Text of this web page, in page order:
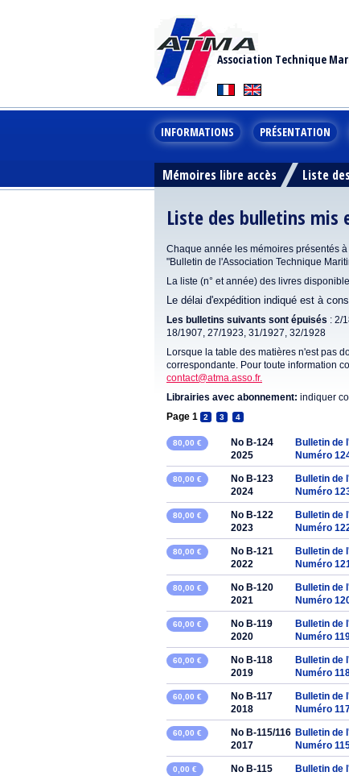
Association Technique
INFORMATIONS PRÉSENTATION
Mémoires libre accès Liste
Liste des bulletins mis
Chaque année les mémoires présentés
"Bulletin de l'Association Technique
La liste (n° et année) des livres
Le délai d'expédition indiqué est à
Les bulletins suivants sont épuisés : 2/
18/1907, 27/1923, 31/1927, 32/1928
Lorsque la table des matières n'est pas
correspondante. Pour toute information
contact@atma.asso.fr.
Librairies avec abonnement: indiquer
Page 1
2 3 4
80,00 €
No B-124
2025
Bulletin de
Numéro
80,00 €
No B-123
2024
Bulletin de
Numéro
80,00 €
No B-122
2023
Bulletin de
Numéro
80,00 €
No B-121
2022
Bulletin de
Numéro
80,00 €
No B-120
2021
Bulletin de
Numéro
60,00 €
No B-119
2020
Bulletin de
Numéro
60,00 €
No B-118
2019
Bulletin de
Numéro
60,00 €
No B-117
2018
Bulletin de
Numéro
60,00 €
No B-115/116
2017
Bulletin de
Numéro
0,00 €
No B-115
Bulletin de